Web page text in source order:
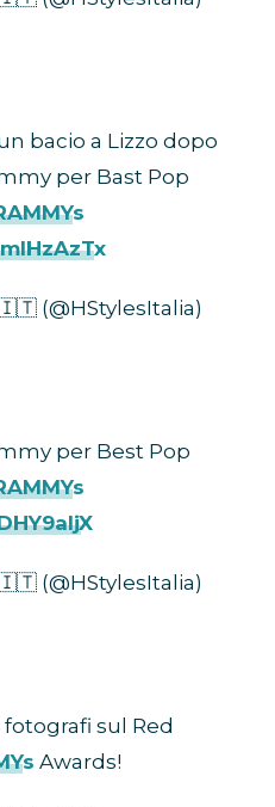
bacio a Lizzo dopo
per Bast Pop
(@HStylesItalia)
per Best Pop
(@HStylesItalia)
sul Red
Awards!